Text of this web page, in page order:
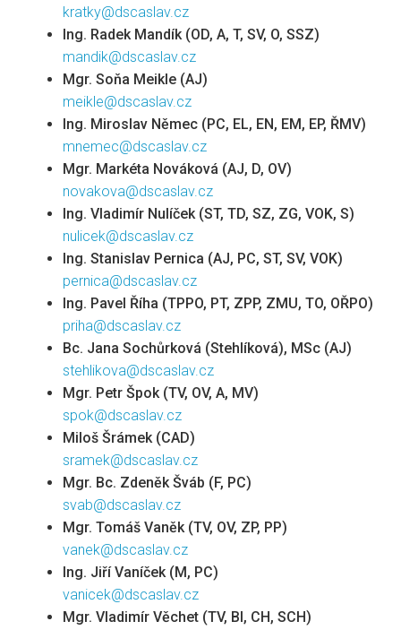
kratky@dscaslav.cz
Ing. Radek Mandík (OD, A, T, SV, O, SSZ)
mandik@dscaslav.cz
Mgr. Soňa Meikle (AJ)
meikle@dscaslav.cz
Ing. Miroslav Němec (PC, EL, EN, EM, EP, ŘMV)
mnemec@dscaslav.cz
Mgr. Markéta Nováková (AJ, D, OV)
novakova@dscaslav.cz
Ing. Vladimír Nulíček (ST, TD, SZ, ZG, VOK, S)
nulicek@dscaslav.cz
Ing. Stanislav Pernica (AJ, PC, ST, SV, VOK)
pernica@dscaslav.cz
Ing. Pavel Říha (TPPO, PT, ZPP, ZMU, TO, OŘPO)
priha@dscaslav.cz
Bc. Jana Sochůrková (Stehlíková), MSc (AJ)
stehlikova@dscaslav.cz
Mgr. Petr Špok (TV, OV, A, MV)
spok@dscaslav.cz
Miloš Šrámek (CAD)
sramek@dscaslav.cz
Mgr. Bc. Zdeněk Šváb (F, PC)
svab@dscaslav.cz
Mgr. Tomáš Vaněk (TV, OV, ZP, PP)
vanek@dscaslav.cz
Ing. Jiří Vaníček (M, PC)
vanicek@dscaslav.cz
Mgr. Vladimír Věchet (TV, BI, CH, SCH)